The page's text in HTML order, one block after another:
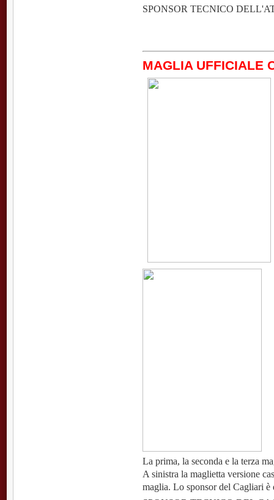
SPONSOR TECNICO
MAGLIA UFFICIALE
La prima, la seconda e la terza
A sinistra la maglietta versione
maglia. Lo sponsor del Cagliari è